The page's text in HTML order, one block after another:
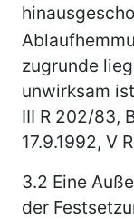
zugrunde
unwirksam
III R 202/83,
17.9.1992, V
3.2 Eine
der